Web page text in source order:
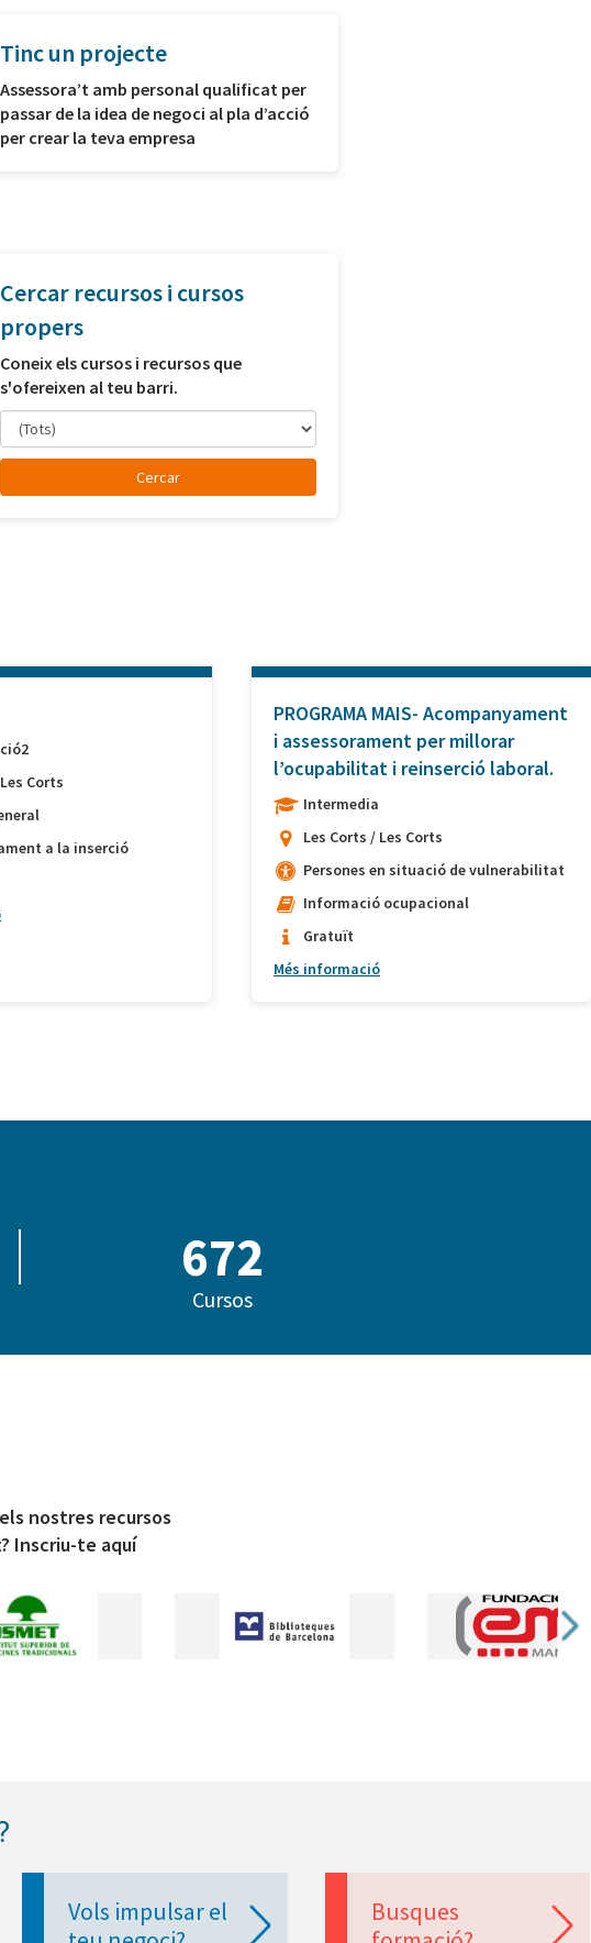
Tinc un projecte
Assessora’t amb personal qualificat per
passar de la idea de negoci al pla d’acció
per crear la teva empresa
Cercar recursos i cursos
propers
Coneix els cursos i recursos que
s'ofereixen al teu barri.
Corts
a la inserció
PROGRAMA MAIS- Acompanyament
i assessorament per millorar
l’ocupabilitat i reinserció laboral.
Intermedia
Les Corts / Les Corts
Persones en situació de vulnerabilitat
Informació ocupacional
Gratuït
Més informació
842
Cursos
nostres recursos
Inscriu-te aquí
Vols impulsar el
Busques